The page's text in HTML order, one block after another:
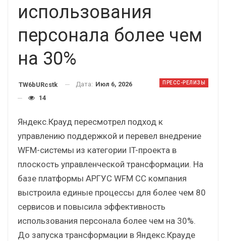
использования
персонала более чем
на 30%
ПРЕСС-РЕЛИЗЫ
TW6bURcstk Дата: Июл 6, 2026
14
Яндекс.Крауд пересмотрел подход к
управлению поддержкой и перевел внедрение
WFM-системы из категории IT-проекта в
плоскость управленческой трансформации. На
базе платформы АРГУС WFM CC компания
выстроила единые процессы для более чем 80
сервисов и повысила эффективность
использования персонала более чем на 30%.
До запуска трансформации в Яндекс.Крауде